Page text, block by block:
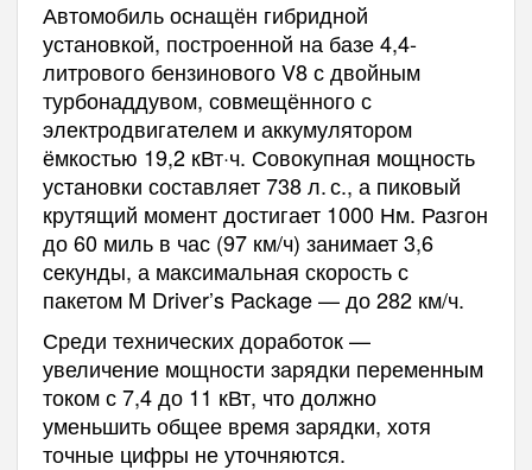
Автомобиль оснащён гибридной
установкой, построенной на базе 4,4-
литрового бензинового V8 с двойным
турбонаддувом, совмещённого с
электродвигателем и аккумулятором
ёмкостью 19,2 кВт·ч. Совокупная мощность
установки составляет 738 л. с., а пиковый
крутящий момент достигает 1000 Нм. Разгон
до 60 миль в час (97 км/ч) занимает 3,6
секунды, а максимальная скорость с
пакетом M Driver’s Package — до 282 км/ч.
Среди технических доработок —
увеличение мощности зарядки переменным
током с 7,4 до 11 кВт, что должно
уменьшить общее время зарядки, хотя
точные цифры не уточняются.